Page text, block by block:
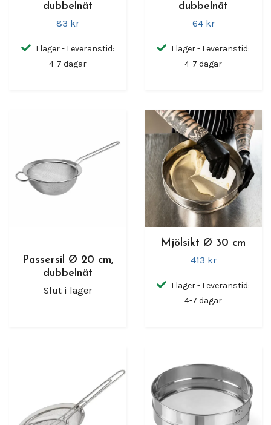
dubbelnät
83 kr
I lager - Leveranstid:
4-7 dagar
dubbelnät
64 kr
I lager - Leveranstid:
4-7 dagar
Passersil Ø 20 cm,
dubbelnät
Slut i lager
Mjölsikt Ø 30 cm
413 kr
I lager - Leveranstid:
4-7 dagar